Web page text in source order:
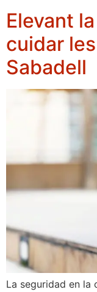
Elevant
cuidar
Sabadell
La seguridad en la